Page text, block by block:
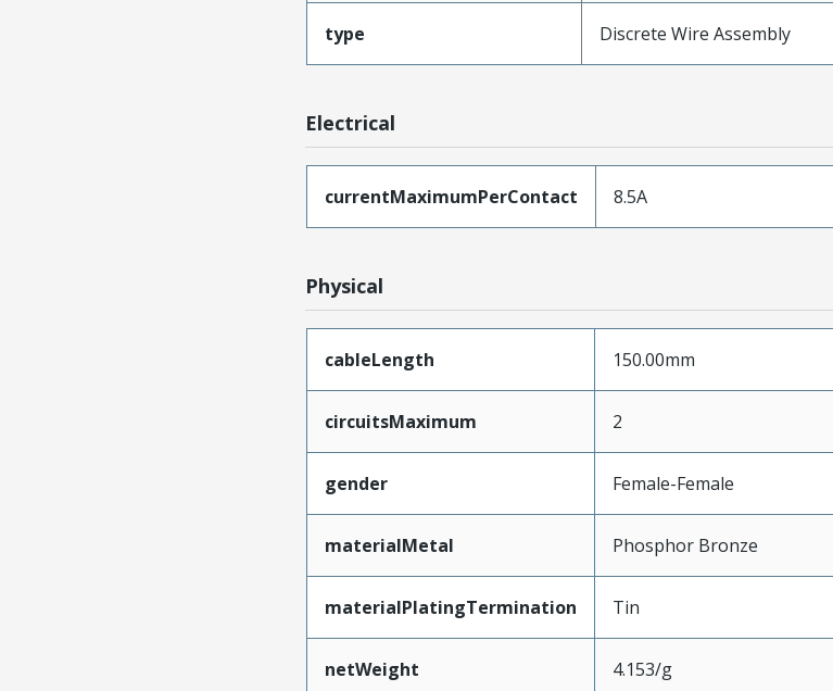
type Discrete Wire Assembly
Electrical
currentMaximumPerContact 8.5A
Physical
cableLength 150.00mm
circuitsMaximum 2
gender Female-Female
materialMetal Phosphor Bronze
materialPlatingTermination Tin
netWeight 4.153/g